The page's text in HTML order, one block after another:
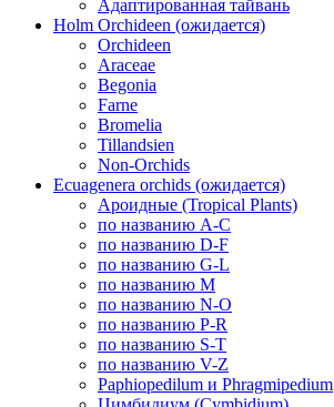
Адаптированная тайвань
Holm Orchideen (ожидается)
Orchideen
Araceae
Begonia
Farne
Bromelia
Tillandsien
Non-Orchids
Ecuagenera orchids (ожидается)
Ароидные (Tropical Plants)
по названию A-C
по названию D-F
по названию G-L
по названию M
по названию N-O
по названию P-R
по названию S-T
по названию V-Z
Paphiopedilum и Phragmipedium